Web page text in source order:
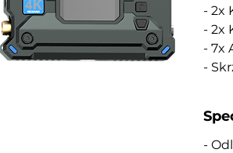
- 2x
- 2x
- 7x
-
-